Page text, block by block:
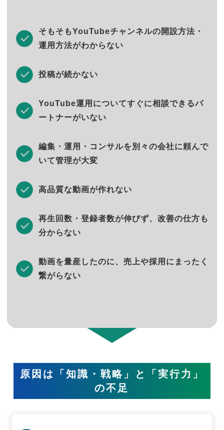
そもそもYouTubeチャンネルの開設方法・
運用方法がわからない
投稿が続かない
YouTube運用についてすぐに相談できるパ
ートナーがいない
編集・運用・コンサルを別々の会社に頼んで
いて管理が大変
高品質な動画が作れない
再生回数・登録者数が伸びず、改善の仕方も
分からない
動画を量産したのに、売上や採用にまったく
繋がらない
原因は「知識・戦略」と「実行力」
の不足